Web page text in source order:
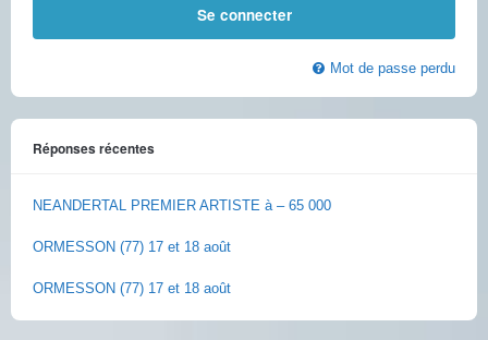
Mot de passe perdu
Réponses récentes
NEANDERTAL PREMIER ARTISTE à – 65 000
ORMESSON (77) 17 et 18 août
ORMESSON (77) 17 et 18 août